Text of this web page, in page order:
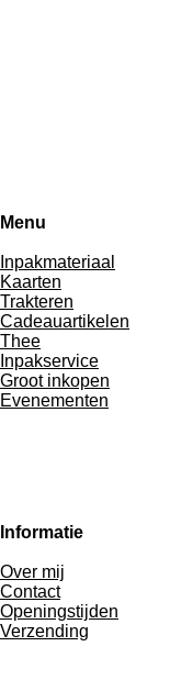
Menu
Inpakmateriaal
Kaarten
Trakteren
Cadeauartikelen
Thee
Inpakservice
Groot inkopen
Evenementen
Informatie
Over mij
Contact
Openingstijden
Verzending